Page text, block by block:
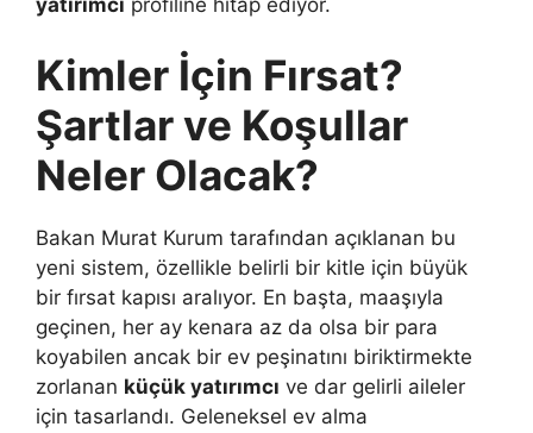
Kimler İçin Fırsat?
Şartlar ve Koşullar
Neler Olacak?
Bakan Murat Kurum tarafından açıklanan bu
yeni sistem, özellikle belirli bir kitle için büyük
bir fırsat kapısı aralıyor. En başta, maaşıyla
geçinen, her ay kenara az da olsa bir para
koyabilen ancak bir ev peşinatını biriktirmekte
zorlanan küçük yatırımcı ve dar gelirli aileler
için tasarlandı. Geleneksel ev alma